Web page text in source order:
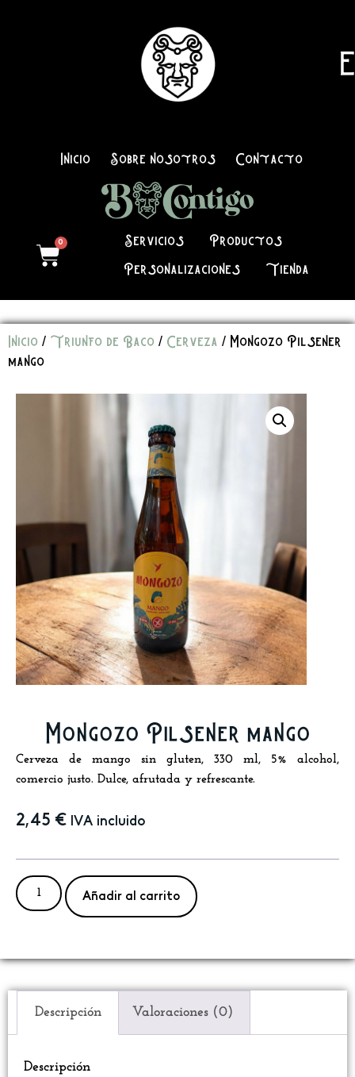
Inicio Sobre nosotros Contacto
0 Servicios Productos
Personalizaciones Tienda
Inicio / Triunfo de Baco / Cerveza / Mongozo Pilsener
mango
Mongozo Pilsener mango
Cerveza de mango sin gluten, 330 ml, 5% alcohol,
comercio justo. Dulce, afrutada y refrescante.
2,45 € IVA incluido
Añadir al carrito
Descripción Valoraciones (0)
Descripción